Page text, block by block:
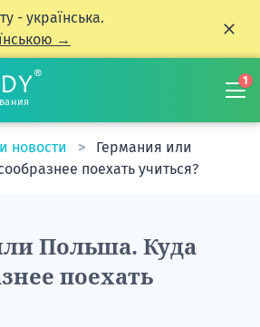
- українська.
→
1
новости
Германия или
поехать учиться?
Польша. Куда
поехать